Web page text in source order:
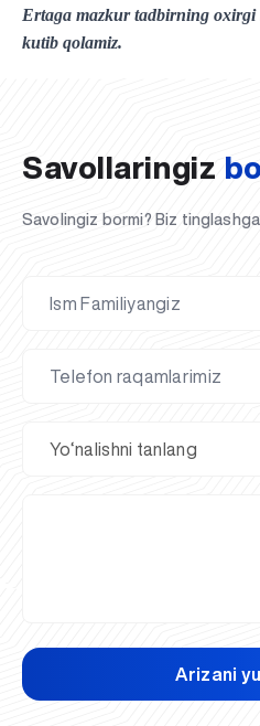
Ertaga mazkur tadbirning
kutib qolamiz.
UBS professori "Yangi
qatoridan joy oldi!
Sevimli "UBS xabarnomasi"
nashrdan chiqdi!
UBS faoliyati tahlili va
UBS oʻqituvchilari
G‘alaba sari olg‘a, O‘zbekiston!
TAYINLOV
UBS OAVda
UBS va bitiruvchi talabalar
taqdirlandi
Til oʻrganishda Ovropacha
xohlaysizmi?
Inson kapitaliga yo‘naltirilgan
O‘zbekiston taraqqiyotining eng
Savollaringiz
Savolingiz bormi? Biz
Arizani